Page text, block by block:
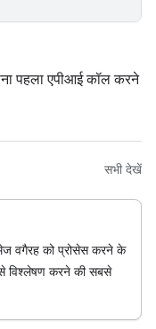
पहला एपीआई कॉल करने
सभी देखें
वगैरह को प्रोसेस करने के
से विश्लेषण करने की सबसे